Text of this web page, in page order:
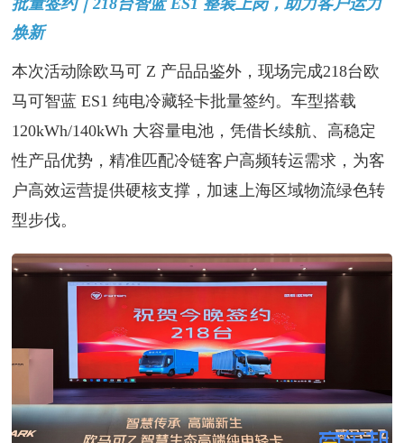
批量签约｜218台智蓝 ES1 整装上岗，助力客户运力
焕新
本次活动除欧马可 Z 产品品鉴外，现场完成218台欧
马可智蓝 ES1 纯电冷藏轻卡批量签约。车型搭载
120kWh/140kWh 大容量电池，凭借长续航、高稳定
性产品优势，精准匹配冷链客户高频转运需求，为客
户高效运营提供硬核支撑，加速上海区域物流绿色转
型步伐。